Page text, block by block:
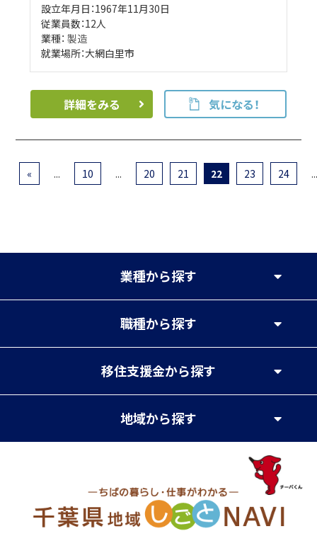
設立年月日：1967年11月30日
従業員数：12人
業種：製造
就業場所：大網白里市
詳細をみる 気になる！
« ... 10 ... 20 21 22 23 24
業種から探す
職種から探す
移住支援金から探す
地域から探す